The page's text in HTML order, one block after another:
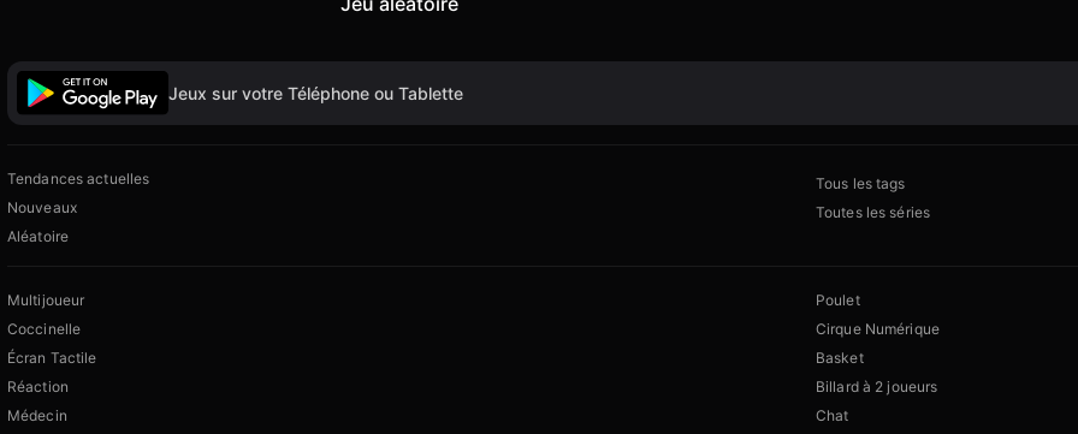
Jeux sur votre Téléphone ou Tablette
Tendances actuelles
Nouveaux
Aléatoire
Tous les tags
Toutes les séries
Multijoueur
Coccinelle
Écran Tactile
Réaction
Médecin
Poulet
Cirque Numérique
Basket
Billard à 2 joueurs
Chat